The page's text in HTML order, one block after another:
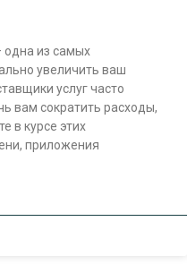
одна из самых
увеличить ваш
услуг часто
вам сократить расходы,
в курсе этих
приложения